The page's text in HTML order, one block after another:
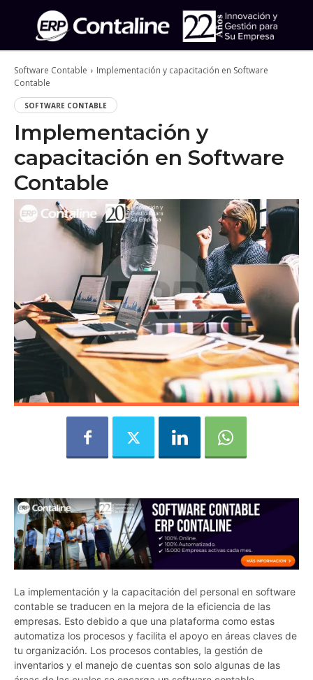
Software Contable
Implementación y capacitación en Software
Contable
SOFTWARE CONTABLE
Implementación y
capacitación en Software
Contable
La implementación y la capacitación del personal en software
contable se traducen en la mejora de la eficiencia de las
empresas. Esto debido a que una plataforma como estas
automatiza los procesos y facilita el apoyo en áreas claves de
tu organización. Los procesos contables, la gestión de
inventarios y el manejo de cuentas son solo algunas de las